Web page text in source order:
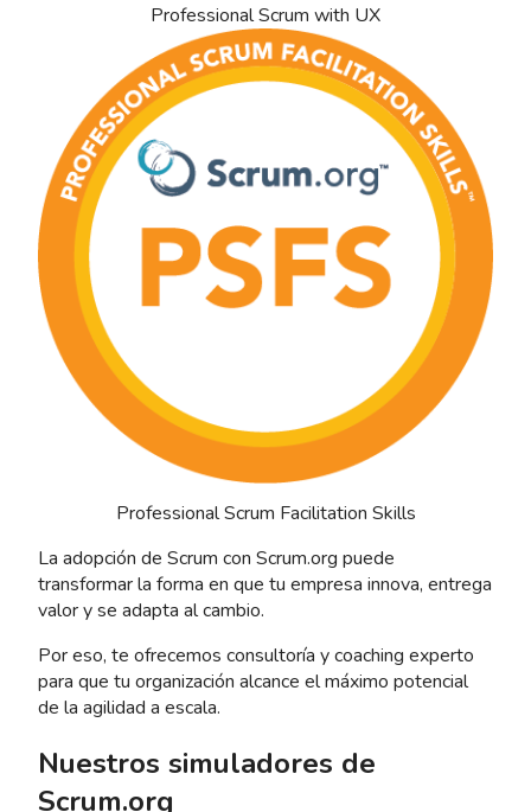
Professional Scrum with UX
Professional Scrum Facilitation Skills
La adopción de Scrum con Scrum.org puede
transformar la forma en que tu empresa innova, entrega
valor y se adapta al cambio.
Por eso, te ofrecemos consultoría y coaching experto
para que tu organización alcance el máximo potencial
de la agilidad a escala.
Nuestros simuladores de
Scrum.org